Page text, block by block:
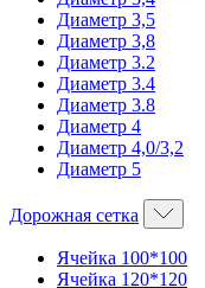
Диаметр 3,5
Диаметр 3,8
Диаметр 3.2
Диаметр 3.4
Диаметр 3.8
Диаметр 4
Диаметр 4,0/3,2
Диаметр 5
Дорожная сетка
Ячейка 100*100
Ячейка 120*120